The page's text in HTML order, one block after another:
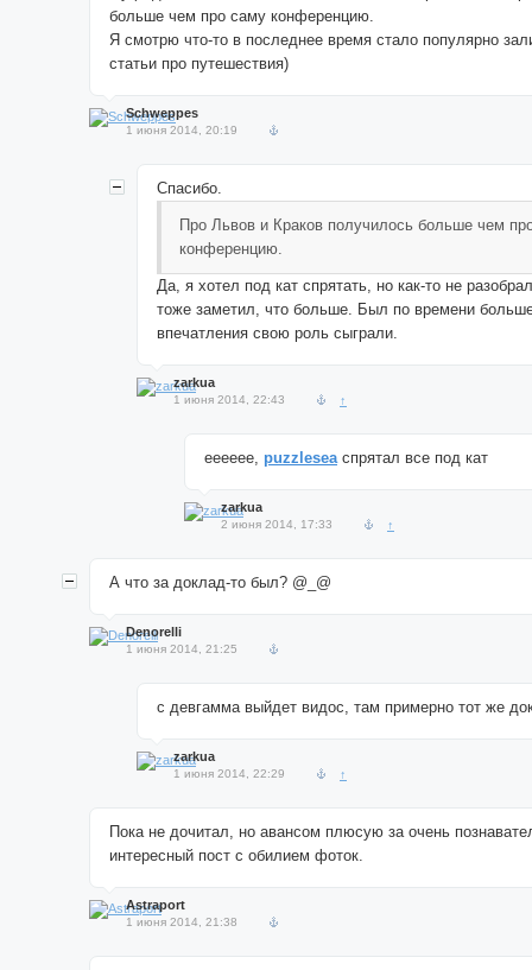
больше чем про саму конференцию.
Я смотрю что-то в последнее время стало популярно
статьи про путешествия)
Schweppes
1 июня 2014, 20:19
Спасибо.
Про Львов и Краков получилось больше чем
конференцию.
Да, я хотел под кат спрятать, но как-то не
тоже заметил, что больше. Был по времени
впечатления свою роль сыграли.
zarkua
1 июня 2014, 22:43 ↑
ееееее, puzzleseaспрятал все под кат
zarkua
2 июня 2014, 17:33 ↑
А что за доклад-то был? @_@
Denorelli
1 июня 2014, 21:25
с девгамма выйдет видос, там примерно тот же
zarkua
1 июня 2014, 22:29 ↑
Пока не дочитал, но авансом плюсую за очень
интересный пост с обилием фоток.
Astraport
1 июня 2014, 21:38